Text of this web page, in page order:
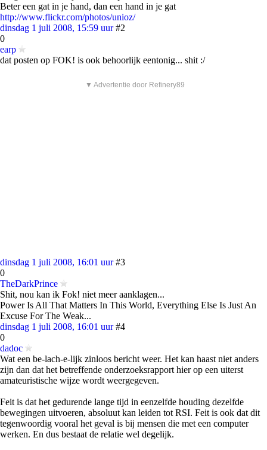
Beter een gat in je hand, dan een hand in je gat
http://www.flickr.com/photos/unioz/
dinsdag 1 juli 2008, 15:59 uur #2
0
earp
dat posten op FOK! is ook behoorlijk eentonig... shit :/
▼ Advertentie door Refinery89
dinsdag 1 juli 2008, 16:01 uur #3
0
TheDarkPrince
Shit, nou kan ik Fok! niet meer aanklagen...
Power Is All That Matters In This World, Everything Else Is Just An
Excuse For The Weak...
dinsdag 1 juli 2008, 16:01 uur #4
0
dadoc
Wat een be-lach-e-lijk zinloos bericht weer. Het kan haast niet anders
zijn dan dat het betreffende onderzoeksrapport hier op een uiterst
amateuristische wijze wordt weergegeven.
Feit is dat het gedurende lange tijd in eenzelfde houding dezelfde
bewegingen uitvoeren, absoluut kan leiden tot RSI. Feit is ook dat dit
tegenwoordig vooral het geval is bij mensen die met een computer
werken. En dus bestaat de relatie wel degelijk.